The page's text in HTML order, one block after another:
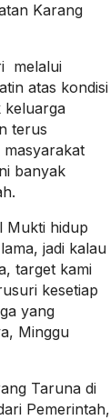
Karang
melalui
atas kondisi
keluarga
terus
banyak
Mukti hidup
jadi kalau
target kami
kesetiap
yang
Minggu
Taruna di
Pemerintah,